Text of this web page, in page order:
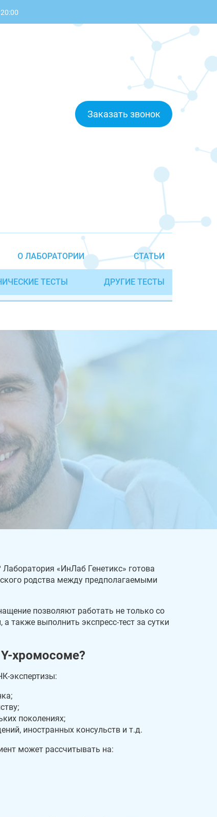
Заказать звонок
О ЛАБОРАТОРИИ СТАТЬИ
ТЕСТЫ ДРУГИЕ ТЕСТЫ
«ИнЛаб Генетикс» готова
родства между предполагаемыми
позволяют работать не только со
также выполнить экспресс-тест за сутки
хромосоме?
экспертизы:
поколениях;
иностранных консульств и т.д.
может рассчитывать на: